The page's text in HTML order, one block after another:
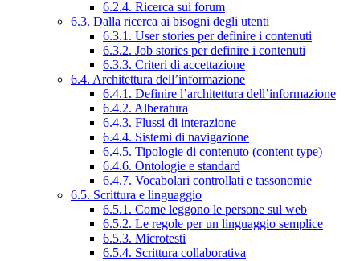
6.2.4. Ricerca sui forum
6.3. Dalla ricerca ai bisogni degli utenti
6.3.1. User stories per definire i contenuti
6.3.2. Job stories per definire i contenuti
6.3.3. Criteri di accettazione
6.4. Architettura dell’informazione
6.4.1. Definire l’architettura dell’informazione
6.4.2. Alberatura
6.4.3. Flussi di interazione
6.4.4. Sistemi di navigazione
6.4.5. Tipologie di contenuto (content type)
6.4.6. Ontologie e standard
6.4.7. Vocabolari controllati e tassonomie
6.5. Scrittura e linguaggio
6.5.1. Come leggono le persone sul web
6.5.2. Le regole per un linguaggio semplice
6.5.3. Microtesti
6.5.4. Scrittura collaborativa